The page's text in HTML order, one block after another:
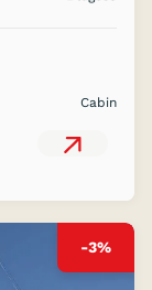
Cabin
-3%